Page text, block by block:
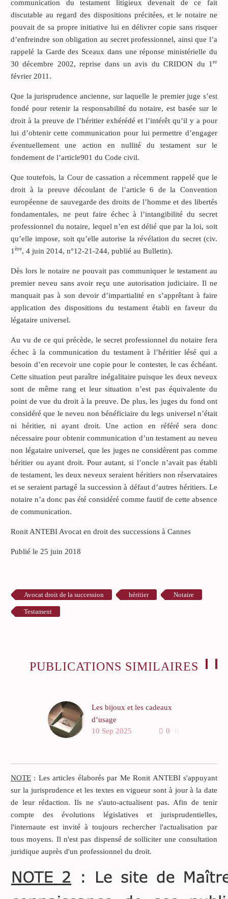
communication du testament litigieux devenait de ce fait
discutable au regard des dispositions précitées, et le notaire ne
pouvait de sa propre initiative lui en délivrer copie sans risquer
d’enfreindre son obligation au secret professionnel, ainsi que l’a
rappelé la Garde des Sceaux dans une réponse ministérielle du
30 décembre 2002, reprise dans un avis du CRIDON du 1 er
février 2011.
Que la jurisprudence ancienne, sur laquelle le premier juge s’est
fondé pour retenir la responsabilité du notaire, est basée sur le
droit à la preuve de l’héritier exhérédé et l’intérêt qu’il y a pour
lui d’obtenir cette communication pour lui permettre d’engager
éventuellement une action en nullité du testament sur le
fondement de l’article901 du Code civil.
Que toutefois, la Cour de cassation a récemment rappelé que le
droit à la preuve découlant de l’article 6 de la Convention
européenne de sauvegarde des droits de l’homme et des libertés
fondamentales, ne peut faire échec à l’intangibilité du secret
professionnel du notaire, lequel n’en est délié que par la loi, soit
qu’elle impose, soit qu’elle autorise la révélation du secret (civ.
1 ère, 4 juin 2014, n°12-21-244, publié au Bulletin).
Dès lors le notaire ne pouvait pas communiquer le testament au
premier neveu sans avoir reçu une autorisation judiciaire. Il ne
manquait pas à son devoir d’impartialité en s’apprêtant à faire
application des dispositions du testament établi en faveur du
légataire universel.
Au vu de ce qui précède, le secret professionnel du notaire fera
échec à la communication du testament à l’héritier lésé qui a
besoin d’en recevoir une copie pour le contester, le cas échéant.
Cette situation peut paraître inégalitaire puisque les deux neveux
sont de même rang et leur situation n’est pas équivalente du
point de vue du droit à la preuve. De plus, les juges du fond ont
considéré que le neveu non bénéficiaire du legs universel n’était
ni héritier, ni ayant droit. Une action en référé sera donc
nécessaire pour obtenir communication d’un testament au neveu
non légataire universel, que les juges ne considèrent pas comme
héritier ou ayant droit. Pour autant, si l’oncle n’avait pas établi
de testament, les deux neveux seraient héritiers non réservataires
et se seraient partagé la succession à défaut d’autres héritiers. Le
notaire n’a donc pas été considéré comme fautif de cette absence
de communication.
Ronit ANTEBI Avocat en droit des successions à Cannes
Publié le 25 juin 2018
Avocat droit de la succession héritier Notaire
Testament
PUBLICATIONS SIMILAIRES
Les bijoux et les cadeaux
d’usage
disputent le sort d’une
bague en diamant
dénommée « Marguerite »,
issue de la succession
maternelle.
Le frère soutient que sa
sœur a dérobé les bijoux de
ci.
0 0
10 Sep 2025
NOTE : Les articles élaborés par Me Ronit ANTEBI s'appuyant
sur la jurisprudence et les textes en vigueur sont à jour à la date
de leur rédaction. Ils ne s'auto-actualisent pas. Afin de tenir
compte des évolutions législatives et jurisprudentielles,
l'internaute est invité à toujours rechercher l'actualisation par
tous moyens. Il n'est pas dispensé de solliciter une consultation
juridique auprès d'un professionnel du droit.